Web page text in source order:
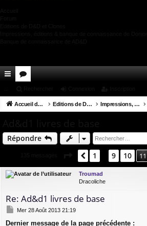
co
ci
u
s
Accueil du forum Editions de D&D et Clones Impressions, éditions & banque de connaissance de Donjons & Dragons
Répondre
Page 11 sur14
Précédent
1 9 10 11
Troumad
Dracoliche
Re: Ad&d1 livres de base
M
s
Mer 28 Août 2013 21:19
Dernier message de la page précédente :